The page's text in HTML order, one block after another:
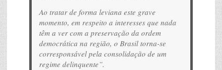
Ao tratar de forma leviana este grave
momento, em respeito a interesses que nada
têm a ver com a preservação da ordem
democrática na região, o Brasil torna-se
corresponsável pela consolidação de um
regime delinquente”.